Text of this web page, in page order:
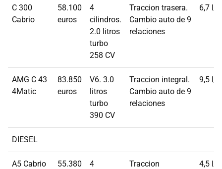
C 300
Cabrio
58.100
euros
4
cilindros.
2.0 litros
turbo
258 CV
Traccion trasera.
Cambio auto de 9
relaciones
6,7 l/
AMG C 43
4Matic
83.850
euros
V6. 3.0
litros
turbo
390 CV
Traccion integral.
Cambio auto de 9
relaciones
9,5 l/
DIESEL
A5 Cabrio
55.380
4
Traccion
4,5 l/